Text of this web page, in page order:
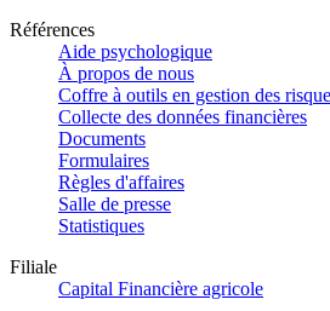
Références
Aide psychologique
À propos de nous
Coffre à outils en gestion des
Collecte des données financières
Documents
Formulaires
Règles d'affaires
Salle de presse
Statistiques
Filiale
Capital Financière agricole